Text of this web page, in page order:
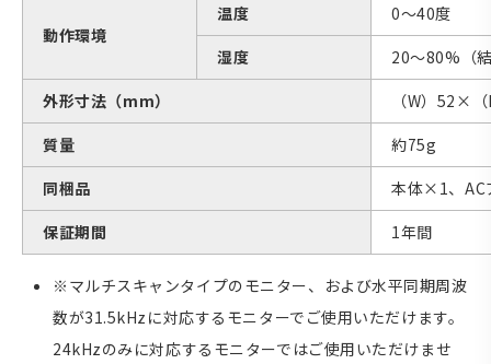
動作環境
温度
0〜40度
湿度
20〜80%（
外形寸法（mm）
（W）52×
質量
約75g
同梱品
本体×1、AC
保証期間
1年間
※マルチスキャンタイプのモニター、および水平同期周波
数が31.5kHzに対応するモニターでご使用いただけます。
24kHzのみに対応するモニターではご使用いただけませ